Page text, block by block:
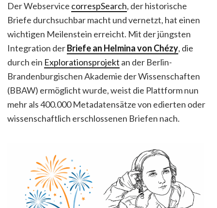
Der Webservice correspSearch, der historische
Briefe durchsuchbar macht und vernetzt, hat einen
wichtigen Meilenstein erreicht. Mit der jüngsten
Integration derBriefe an Helmina von Chézy, die
durch ein Explorationsprojekt an der Berlin-
Brandenburgischen Akademie der Wissenschaften
(BBAW) ermöglicht wurde, weist die Plattform nun
mehr als 400.000 Metadatensätze von edierten oder
wissenschaftlich erschlossenen Briefen nach.